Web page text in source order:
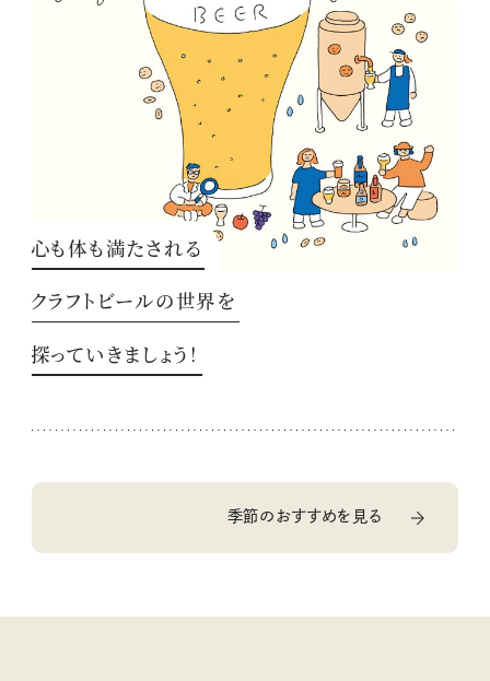
心も体も満たされる
クラフトビールの世界を
探っていきましょう！
季節のおすすめを見る